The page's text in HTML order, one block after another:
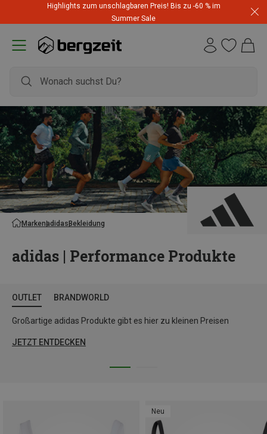
Highlights zum unschlagbaren Preis! Bis zu -60 % im
Summer Sale
MarkenadidasBekleidung
adidas | Performance Produkte
OUTLET BRANDWORLD
Großartige adidas Produkte gibt es hier zu kleinen Preisen
JETZT ENTDECKEN
Neu